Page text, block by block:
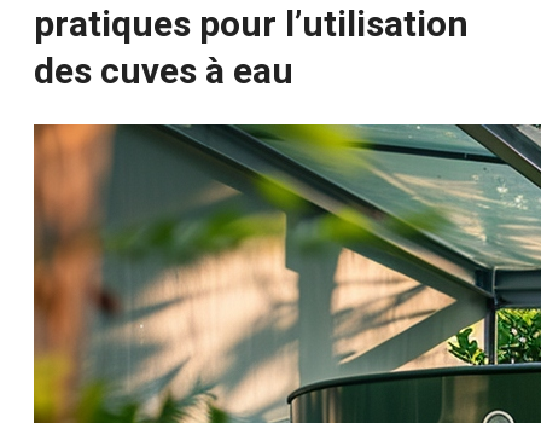
pratiques pour l’utilisation
des cuves à eau